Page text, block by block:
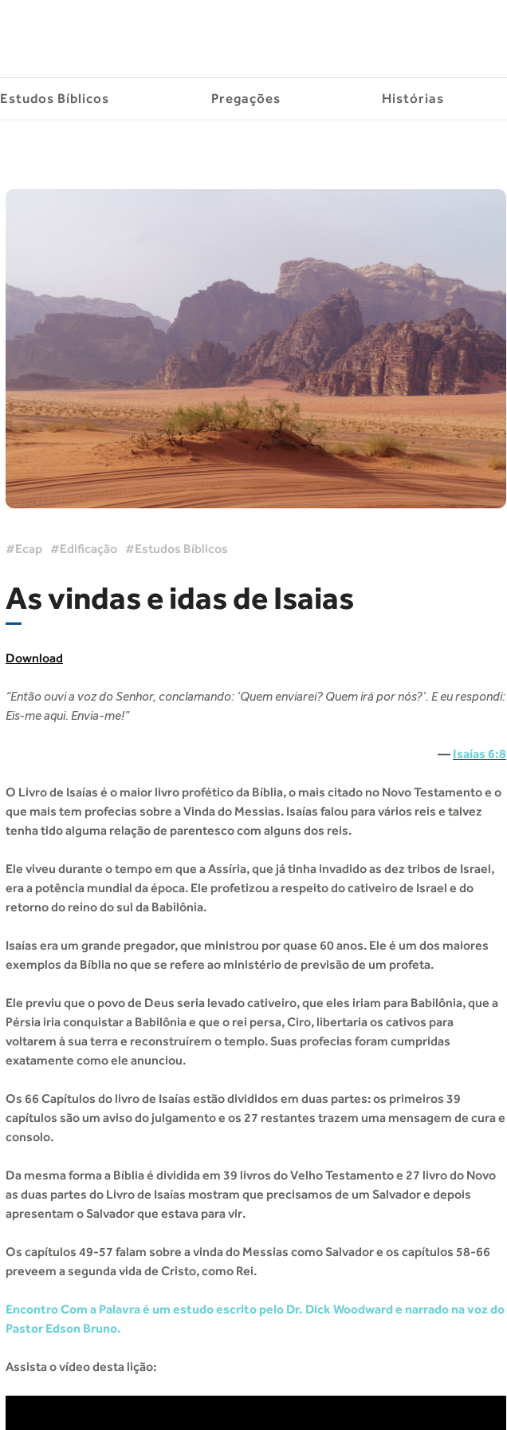
Estudos Bíblicos Pregações Histórias
Ecap Edificação Estudos Bíblicos
As vindas e idas de Isaias
Download
“Então ouvi a voz do Senhor, conclamando: ‘Quem enviarei? Quem irá por nós?’. E eu respondi:
Eis-me aqui. Envia-me!”
— Isaías 6:8
O Livro de Isaías é o maior livro profético da Bíblia, o mais citado no Novo Testamento e o
que mais tem profecias sobre a Vinda do Messias. Isaías falou para vários reis e talvez
tenha tido alguma relação de parentesco com alguns dos reis.
Ele viveu durante o tempo em que a Assíria, que já tinha invadido as dez tribos de Israel,
era a potência mundial da época. Ele profetizou a respeito do cativeiro de Israel e do
retorno do reino do sul da Babilônia.
Isaías era um grande pregador, que ministrou por quase 60 anos. Ele é um dos maiores
exemplos da Bíblia no que se refere ao ministério de previsão de um profeta.
Ele previu que o povo de Deus seria levado cativeiro, que eles iriam para Babilônia, que a
Pérsia iria conquistar a Babilônia e que o rei persa, Ciro, libertaria os cativos para
voltarem à sua terra e reconstruírem o templo. Suas profecias foram cumpridas
exatamente como ele anunciou.
Os 66 Capítulos do livro de Isaías estão divididos em duas partes: os primeiros 39
capítulos são um aviso do julgamento e os 27 restantes trazem uma mensagem de cura e
consolo.
Da mesma forma a Bíblia é dividida em 39 livros do Velho Testamento e 27 livro do Novo
as duas partes do Livro de Isaías mostram que precisamos de um Salvador e depois
apresentam o Salvador que estava para vir.
Os capítulos 49-57 falam sobre a vinda do Messias como Salvador e os capítulos 58-66
preveem a segunda vida de Cristo, como Rei.
Encontro Com a Palavra é um estudo escrito pelo Dr. Dick Woodward e narrado na voz do
Pastor Edson Bruno.
Assista o vídeo desta lição: